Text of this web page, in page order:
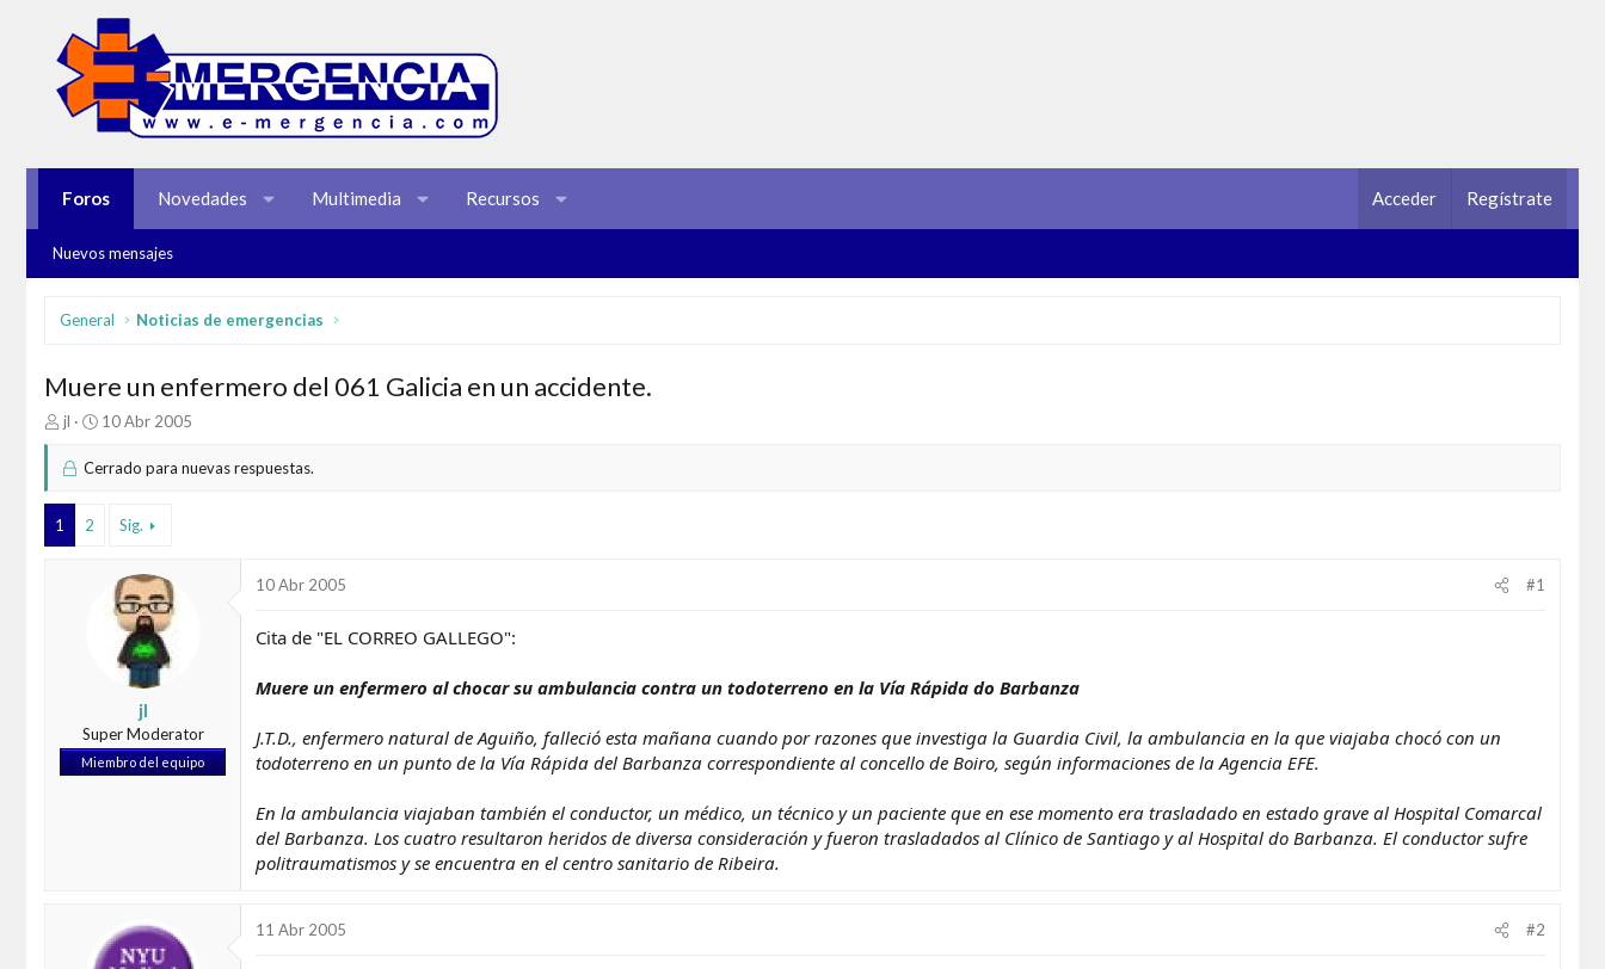
Foros Novedades Multimedia Recursos Acceder Regístrate
Nuevos mensajes
General Noticias de emergencias
Muere un enfermero del 061 Galicia en un accidente.
I
i
i
a
d
jl
F
c
10 Abr 2005
Cerrado para nuevas respuestas.
1 2 Sig.
jl
Super Moderator
Miembro del equipo
10 Abr 2005 #1
Cita de "EL CORREO GALLEGO":
Muere un enfermero al chocar su ambulancia contra un todoterreno en la Vía Rápida do Barbanza
J.T.D., enfermero natural de Aguiño, falleció esta mañana cuando por razones que investiga la Guardia Civil, la ambulancia en la que viajaba chocó con un
todoterreno en un punto de la Vía Rápida del Barbanza correspondiente al concello de Boiro, según informaciones de la Agencia EFE.
En la ambulancia viajaban también el conductor, un médico, un técnico y un paciente que en ese momento era trasladado en estado grave al Hospital Comarcal
del Barbanza. Los cuatro resultaron heridos de diversa consideración y fueron trasladados al Clínico de Santiago y al Hospital do Barbanza. El conductor sufre
politraumatismos y se encuentra en el centro sanitario de Ribeira.
11 Abr 2005 #2